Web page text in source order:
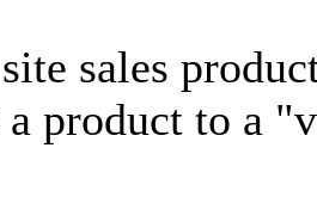
sales
product to a